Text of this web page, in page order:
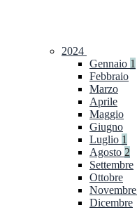
2024
Gennaio 1
Febbraio
Marzo
Aprile
Maggio
Giugno
Luglio 1
Agosto 2
Settembre
Ottobre
Novembre
Dicembre